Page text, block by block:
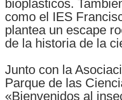
bioplásticos.
como el IES
plantea un escape
de la historia de la
Junto con la
Parque de las
«Bienvenidos al